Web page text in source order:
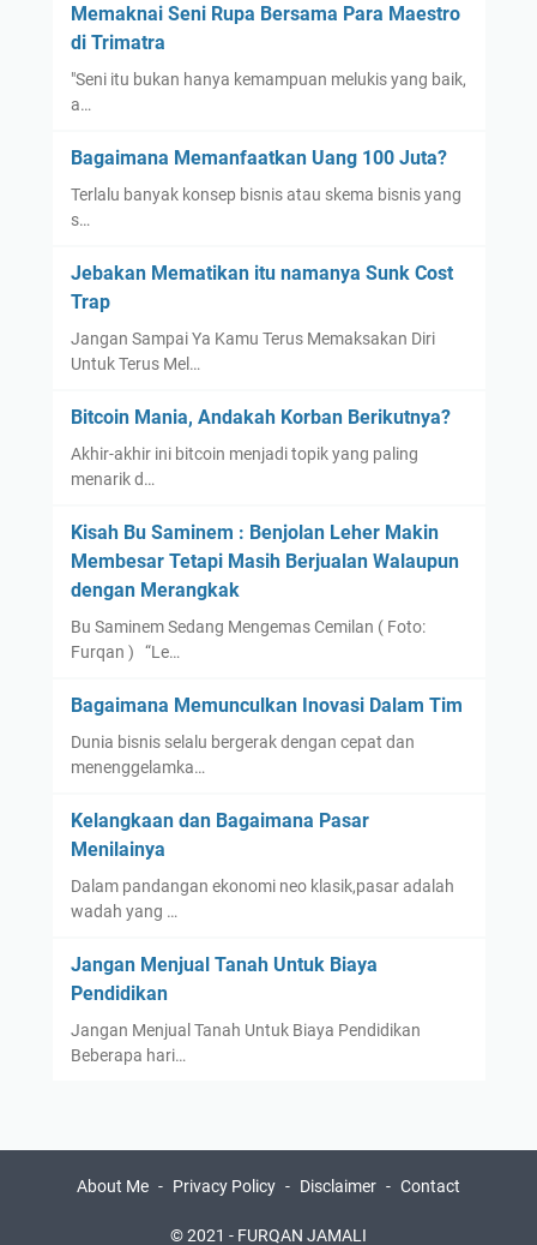
Memaknai Seni Rupa Bersama Para Maestro
di Trimatra
"Seni itu bukan hanya kemampuan melukis yang baik,
a…
Bagaimana Memanfaatkan Uang 100 Juta?
Terlalu banyak konsep bisnis atau skema bisnis yang
s…
Jebakan Mematikan itu namanya Sunk Cost
Trap
Jangan Sampai Ya Kamu Terus Memaksakan Diri
Untuk Terus Mel…
Bitcoin Mania, Andakah Korban Berikutnya?
Akhir-akhir ini bitcoin menjadi topik yang paling
menarik d…
Kisah Bu Saminem : Benjolan Leher Makin
Membesar Tetapi Masih Berjualan Walaupun
dengan Merangkak
Bu Saminem Sedang Mengemas Cemilan ( Foto:
Furqan ) “Le…
Bagaimana Memunculkan Inovasi Dalam Tim
Dunia bisnis selalu bergerak dengan cepat dan
menenggelamka…
Kelangkaan dan Bagaimana Pasar
Menilainya
Dalam pandangan ekonomi neo klasik,pasar adalah
wadah yang …
Jangan Menjual Tanah Untuk Biaya
Pendidikan
Jangan Menjual Tanah Untuk Biaya Pendidikan
Beberapa hari…
About Me Privacy Policy Disclaimer Contact
© 2021 - FURQAN JAMALI